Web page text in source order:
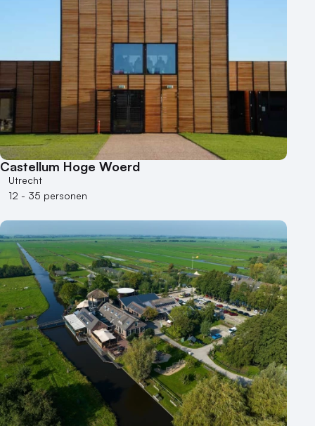
Castellum Hoge Woerd
Utrecht
12 - 35 personen